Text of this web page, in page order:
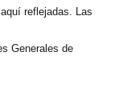
reflejadas. Las
Generales de